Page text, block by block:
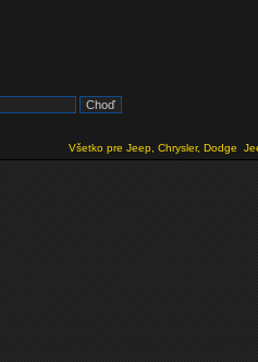
Všetko pre Jeep, Chrysler, Dodge